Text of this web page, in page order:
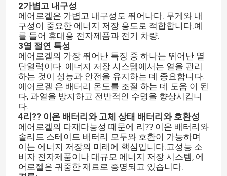
2가볍고 내구성
에어로겔은 가볍고 내구성도 뛰어나다. 무게와 내
구성이 중요한 에너지 저장 용도로 적합합니다.예
를 들어 휴대용 전자제품과 전기 차량.
3열 절연 특성
에어로겔의 가장 뛰어난 특징 중 하나는 뛰어난 열
단열력이다. 에너지 저장 시스템에서는 열을 관리
하는 것이 성능과 안전을 유지하는 데 중요합니다.
에어로겔 은 배터리 온도를 조절 하는 데 도움 이 된
다, 과열을 방지하고 전반적인 수명을 향상시킵니
다.
4리?? 이온 배터리와 고체 상태 배터리와 호환성
에어로겔의 다재다능성 때문에 리?? 이온 배터리와
솔리드 스테이트 배터리 모두와 호환이 가능하며
이는 에너지 저장의 미래에 핵심입니다.고성능 소
비자 전자제품이나 대규모 에너지 저장 시스템, 에
어로젤은 귀중한 재료로 증명되고 있습니다.